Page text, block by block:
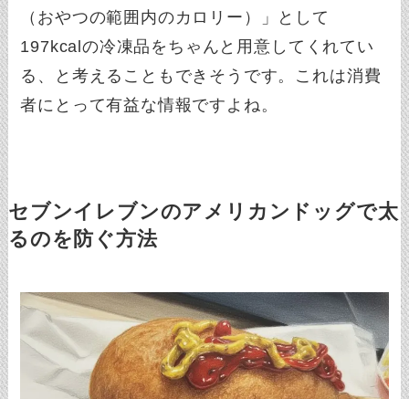
（おやつの範囲内のカロリー）」として
197kcalの冷凍品をちゃんと用意してくれてい
る、と考えることもできそうです。これは消費
者にとって有益な情報ですよね。
セブンイレブンのアメリカンドッグで太
るのを防ぐ方法